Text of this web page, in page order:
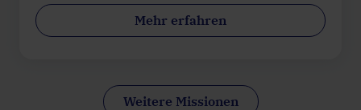
Mehr erfahren
Weitere Missionen